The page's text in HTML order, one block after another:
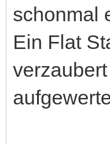
schonmal
Ein Flat